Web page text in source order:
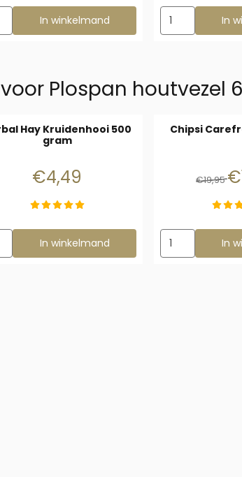
met Plateaus en Schuifruiten
kiezen voor Mini Hemp 48 liter
In winkelmand
Aantal kiezen
In
Plospan houtvezel
Hay Kruidenhooi 500
gram
Prijs: 4,49
€4,49
kiezen voor Herbal Hay Kruidenhooi 500 gram
In winkelmand
Chipsi
€19,95
Aantal kiezen
In